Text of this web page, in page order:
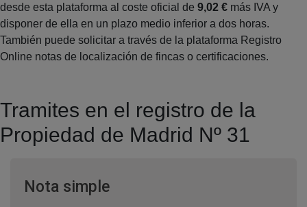
desde esta plataforma al coste oficial de 9,02 € más IVA y
disponer de ella en un plazo medio inferior a dos horas.
También puede solicitar a través de la plataforma Registro
Online notas de localización de fincas o certificaciones.
Tramites en el registro de la
Propiedad de Madrid Nº 31
Nota simpleVentana nueva